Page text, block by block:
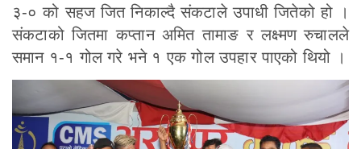
३-० को सहज जित निकाल्दै संकटाले उपाधी जितेको हो ।
संकटाको जितमा कप्तान अमित तामाङ र लक्ष्मण रुचालले
समान १-१ गोल गरे भने १ एक गोल उपहार पाएको थियो ।